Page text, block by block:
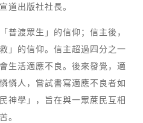
道出版社社長。
普渡眾生」的信仰；信主後，
」的信仰。信主超過四分之一
生活適應不良。後來發覺，適
憐人，嘗試書寫適應不良者如
神學」，旨在與一眾蔗民互相
。